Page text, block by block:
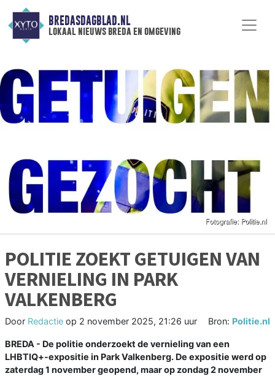
BREDASDAGBLAD.NL
lokaal nieuws breda en omgeving
POLITIE ZOEKT GETUIGEN VAN
VERNIELING IN PARK
VALKENBERG
Door Redactie op 2 november 2025, 21:26 uur Bron: Politie.nl
BREDA - De politie onderzoekt de vernieling van een
LHBTIQ+-expositie in Park Valkenberg. De expositie werd op
zaterdag 1 november geopend, maar op zondag 2 november